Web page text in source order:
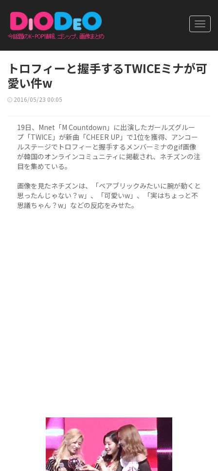
トロフィーと握手するTWICEミナが可
愛い件w
2016/05/23 00:05
19日、Mnet「M Countdown」に出演したガールズグルー
プ「TWICE」が新曲「CHEER UP」で1位を獲得、アンコー
ルステージでトロフィーと握手するメンバーミナのgif画像
が韓国のオンラインコミュニティに掲載され、ネチズンの注
目を集めている。
画像を見たネチズンは、「ベアブリックみたいに腕が動くと
思ったんじゃない？w」、「可愛いw」、「実はちょっと不
思議ちゃん？w」などの反応をみせた。